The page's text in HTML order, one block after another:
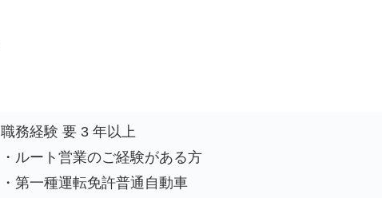
職務経験 要 3 年以上
・ルート営業のご経験がある方
・第一種運転免許普通自動車